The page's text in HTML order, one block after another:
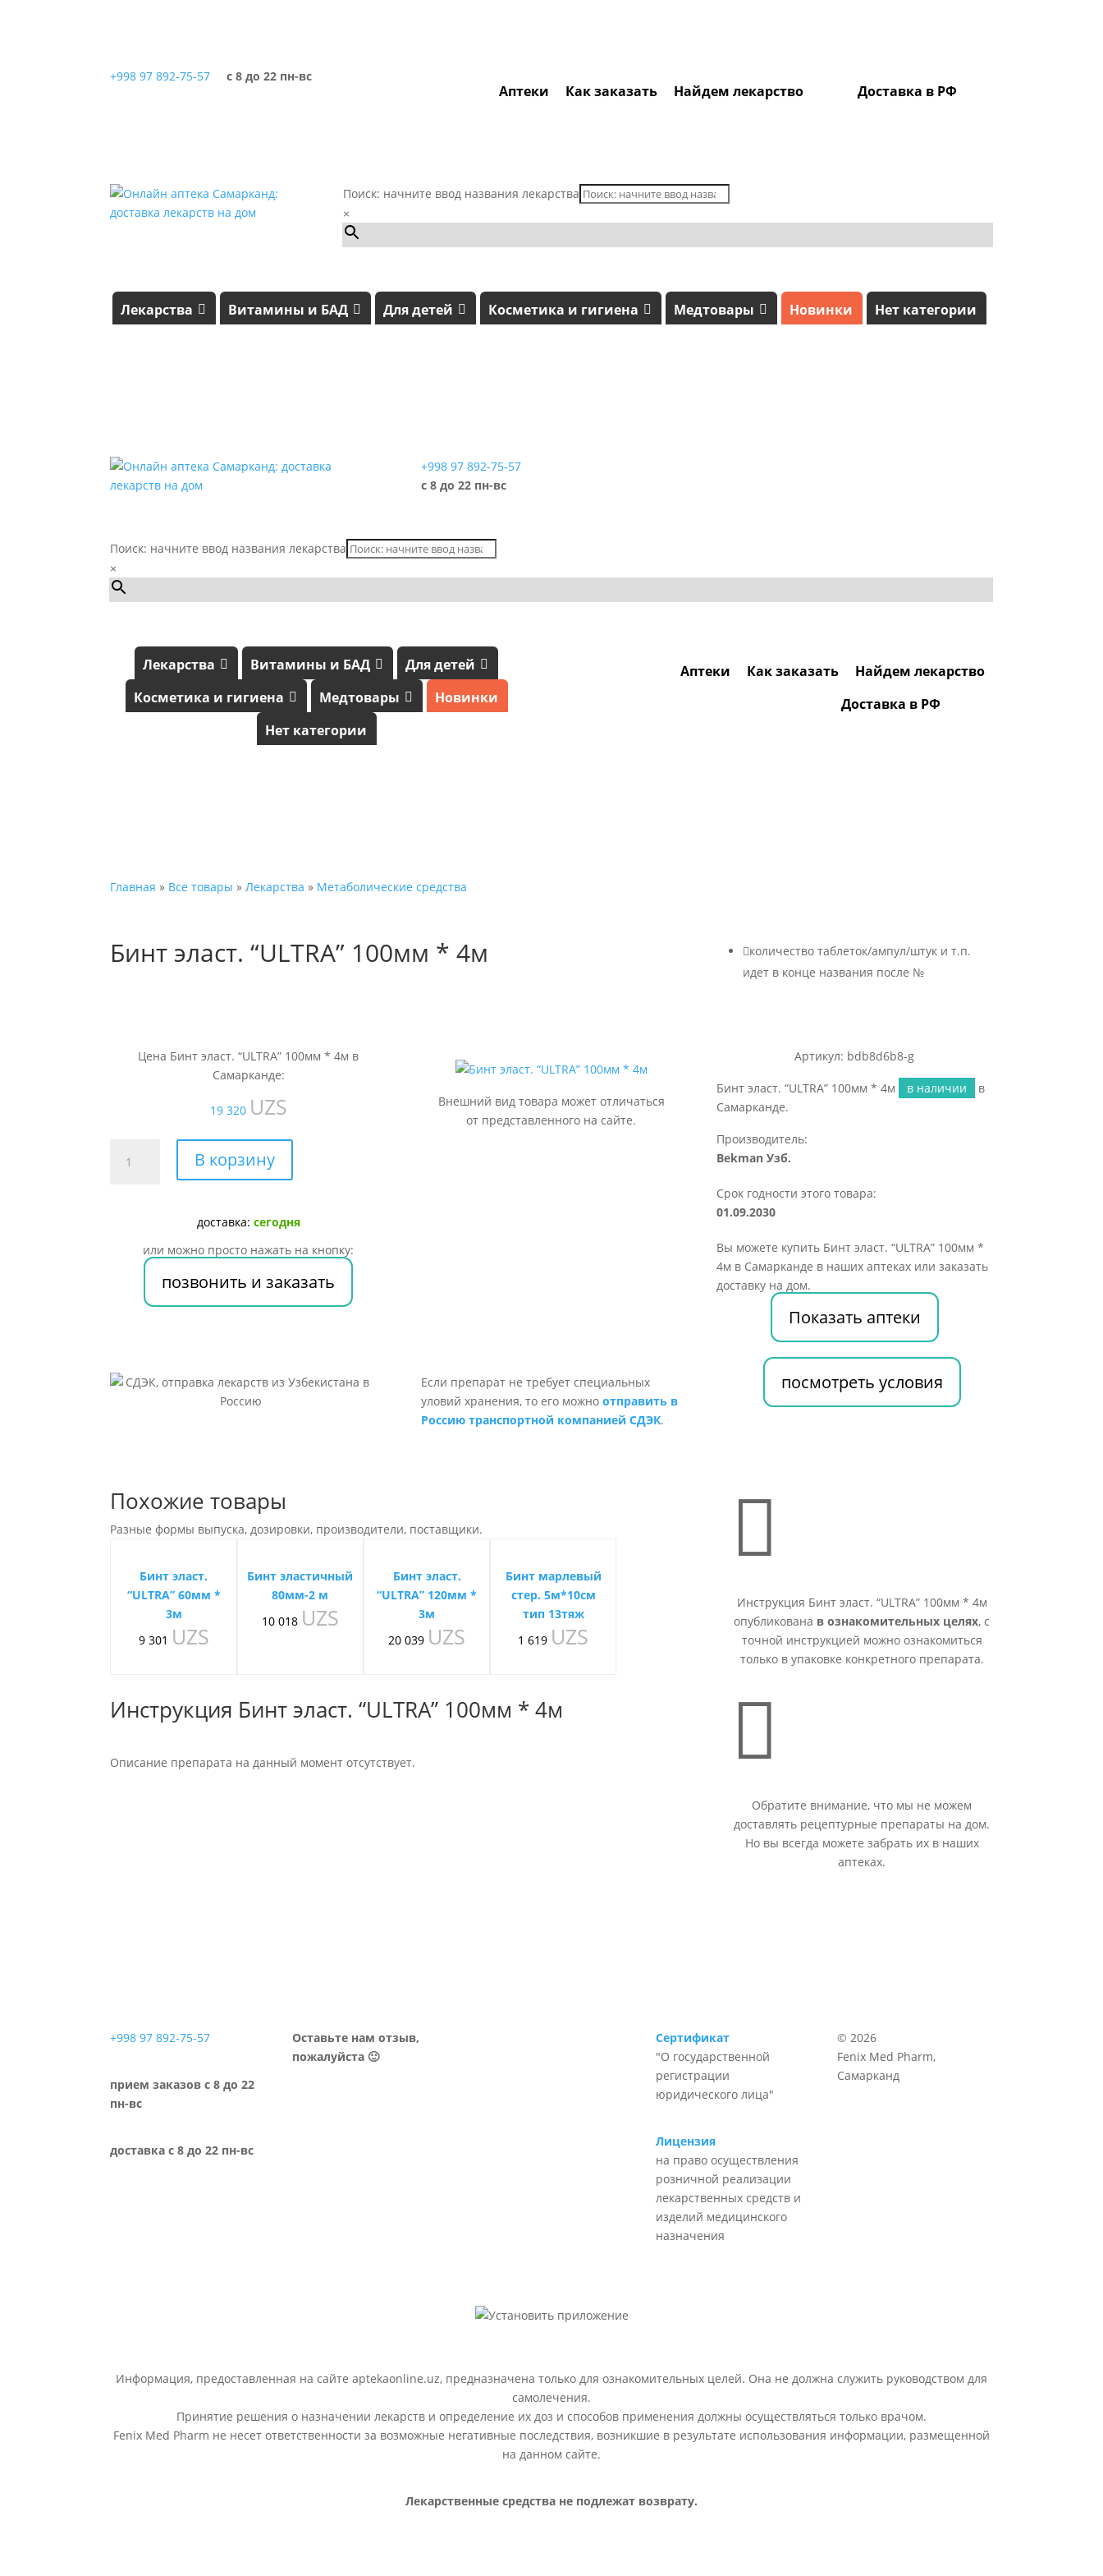
+998 97 892-75-57 с 8 до 22 пн-вс
Аптеки Как заказать Найдем лекарство Доставка в РФ
Поиск: начните ввод названия лекарства
×
Лекарства Витамины и БАД Для детей Косметика и гигиена Медтовары Новинки Нет категории
+998 97 892-75-57
с 8 до 22 пн-вс
Поиск: начните ввод названия лекарства
×
Лекарства Витамины и БАД
Для детей
Косметика и гигиена
Медтовары
Новинки
Нет категории
Аптеки Как заказать
Найдем лекарство
Доставка в РФ
Главная » Все товары » Лекарства » Метаболические средства
Бинт эласт. “ULTRA” 100мм * 4м количество таблеток/ампул/штук и т.п.
идет в конце названия после №
Цена Бинт эласт. “ULTRA” 100мм * 4м в
Самарканде:
19 320 UZS
товара
В корзину
доставка: сегодня
или можно просто нажать на кнопку:
позвонить и заказать
Внешний вид товара может отличаться
от представленного на сайте.
Артикул: bdb8d6b8-g
Бинт эласт. “ULTRA” 100мм * 4м в наличии
в
Самарканде.
Производитель:
Bekman Узб.
Срок годности этого товара:
01.09.2030
Вы можете купить Бинт эласт. “ULTRA” 100мм *
4м в Самарканде в наших аптеках или заказать
доставку на дом.
Показать аптеки
Если препарат не требует специальных
уловий хранения, то его можно отправить в
Россию транспортной компанией СДЭК.
посмотреть условия
Похожие товары
Разные формы выпуска, дозировки, производители, поставщики.
Бинт эласт.
“ULTRA” 60мм *
3м
9 301 UZS
Бинт эластичный
80мм-2 м
10 018 UZS
Бинт эласт.
“ULTRA” 120мм *
3м
20 039 UZS
Бинт марлевый
стер. 5м*10см
тип 13тяж
1 619 UZS
Инструкция Бинт эласт. “ULTRA” 100мм * 4м
Описание препарата на данный момент отсутствует.

Инструкция Бинт эласт. “ULTRA” 100мм * 4м
опубликована в ознакомительных целях, с
точной инструкцией можно ознакомиться
только в упаковке конкретного препарата.

Обратите внимание, что мы не можем
доставлять рецептурные препараты на дом.
Но вы всегда можете забрать их в наших
аптеках.
+998 97 892-75-57
прием заказов с 8 до 22
пн-вс
доставка с 8 до 22 пн-вс
Оставьте нам отзыв,
пожалуйста 🙂
Сертификат
"О государственной
регистрации
юридического лица"
Лицензия
на право осуществления
розничной реализации
лекарственных средств и
изделий медицинского
назначения
© 2026
Fenix Med Pharm,
Самарканд
Информация, предоставленная на сайте aptekaonline.uz, предназначена только для ознакомительных целей. Она не должна служить руководством для
самолечения.
Принятие решения о назначении лекарств и определение их доз и способов применения должны осуществляться только врачом.
Fenix Med Pharm не несет ответственности за возможные негативные последствия, возникшие в результате использования информации, размещенной
на данном сайте.
Лекарственные средства не подлежат возврату.